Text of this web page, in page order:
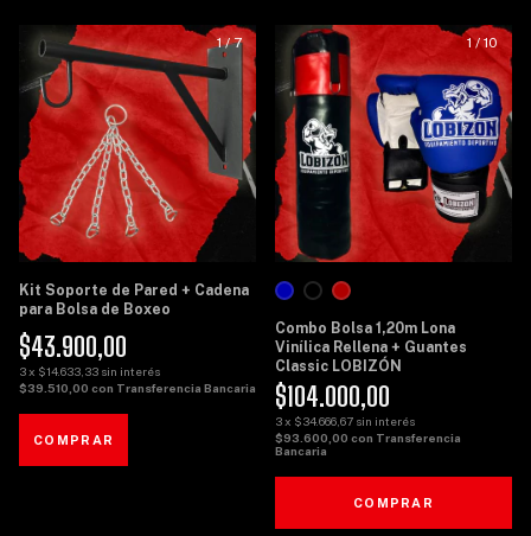
1/7
Kit Soporte de Pared + Cadena
para Bolsa de Boxeo
$43.900,00
3x $14.633,33 sin interés
$39.510,00 con Transferencia Bancaria
1/10
Combo Bolsa 1,20m Lona
Vinílica Rellena + Guantes
Classic LOBIZÓN
$104.000,00
3x $34.666,67 sin interés
$93.600,00 con Transferencia
Bancaria
COMPRAR